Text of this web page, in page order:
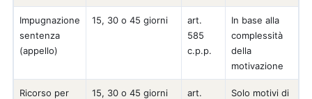
Impugnazione
sentenza
(appello)
15, 30 o 45 giorni
art.
585
c.p.p.
In base alla
complessità
della
motivazione
Ricorso per
15, 30 o 45 giorni
art.
Solo motivi di